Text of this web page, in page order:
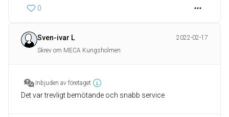
0
Sven-ivar L
2022-02-17
Skrev om MECA Kungsholmen
Inbjuden av företaget
Det var trevligt bemötande och snabb service